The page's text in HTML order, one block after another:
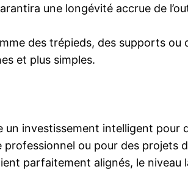
une longévité accrue de
des trépieds, des supports
et plus simples.
un investissement intelligent
ou pour des projets
parfaitement alignés, le niveau